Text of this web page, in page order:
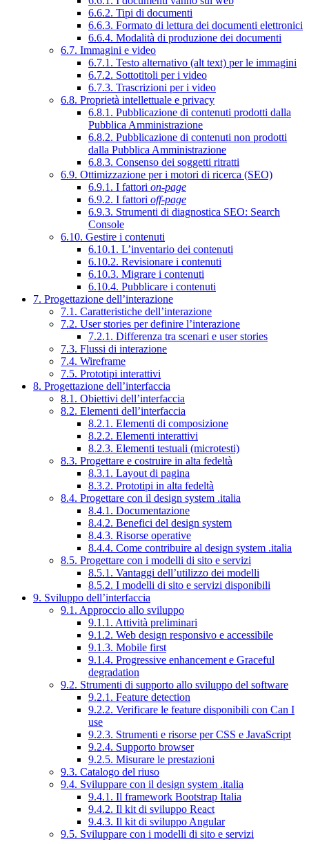
6.6.2. Tipi di documenti
6.6.3. Formato di lettura dei documenti elettronici
6.6.4. Modalità di produzione dei documenti
6.7. Immagini e video
6.7.1. Testo alternativo (alt text) per le immagini
6.7.2. Sottotitoli per i video
6.7.3. Trascrizioni per i video
6.8. Proprietà intellettuale e privacy
6.8.1. Pubblicazione di contenuti prodotti dalla
Pubblica Amministrazione
6.8.2. Pubblicazione di contenuti non prodotti
dalla Pubblica Amministrazione
6.8.3. Consenso dei soggetti ritratti
6.9. Ottimizzazione per i motori di ricerca (SEO)
6.9.1. I fattori on-page
6.9.2. I fattori off-page
6.9.3. Strumenti di diagnostica SEO: Search
Console
6.10. Gestire i contenuti
6.10.1. L’inventario dei contenuti
6.10.2. Revisionare i contenuti
6.10.3. Migrare i contenuti
6.10.4. Pubblicare i contenuti
7. Progettazione dell’interazione
7.1. Caratteristiche dell’interazione
7.2. User stories per definire l’interazione
7.2.1. Differenza tra scenari e user stories
7.3. Flussi di interazione
7.4. Wireframe
7.5. Prototipi interattivi
8. Progettazione dell’interfaccia
8.1. Obiettivi dell’interfaccia
8.2. Elementi dell’interfaccia
8.2.1. Elementi di composizione
8.2.2. Elementi interattivi
8.2.3. Elementi testuali (microtesti)
8.3. Progettare e costruire in alta fedeltà
8.3.1. Layout di pagina
8.3.2. Prototipi in alta fedeltà
8.4. Progettare con il design system .italia
8.4.1. Documentazione
8.4.2. Benefici del design system
8.4.3. Risorse operative
8.4.4. Come contribuire al design system .italia
8.5. Progettare con i modelli di sito e servizi
8.5.1. Vantaggi dell’utilizzo dei modelli
8.5.2. I modelli di sito e servizi disponibili
9. Sviluppo dell’interfaccia
9.1. Approccio allo sviluppo
9.1.1. Attività preliminari
9.1.2. Web design responsivo e accessibile
9.1.3. Mobile first
9.1.4. Progressive enhancement e Graceful
degradation
9.2. Strumenti di supporto allo sviluppo del software
9.2.1. Feature detection
9.2.2. Verificare le feature disponibili con Can I
use
9.2.3. Strumenti e risorse per CSS e JavaScript
9.2.4. Supporto browser
9.2.5. Misurare le prestazioni
9.3. Catalogo del riuso
9.4. Sviluppare con il design system .italia
9.4.1. Il framework Bootstrap Italia
9.4.2. Il kit di sviluppo React
9.4.3. Il kit di sviluppo Angular
9.5. Sviluppare con i modelli di sito e servizi